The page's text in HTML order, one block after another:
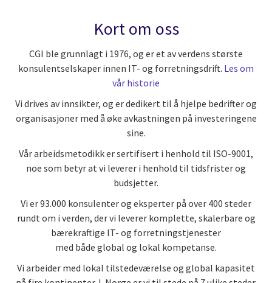
Kort om oss
CGI ble grunnlagt i 1976, og er et av verdens største
konsulentselskaper innen IT- og forretningsdrift. Les om
vår historie
Vi drives av innsikter, og er dedikert til å hjelpe bedrifter og
organisasjoner med å øke avkastningen på investeringene
sine.
Vår arbeidsmetodikk er sertifisert i henhold til ISO-9001,
noe som betyr at vi leverer i henhold til tidsfrister og
budsjetter.
Vi er 93.000 konsulenter og eksperter på over 400 steder
rundt om i verden, der vi leverer komplette, skalerbare og
bærekraftige IT- og forretningstjenester
med både global og lokal kompetanse.
Vi arbeider med lokal tilstedeværelse og global kapasitet